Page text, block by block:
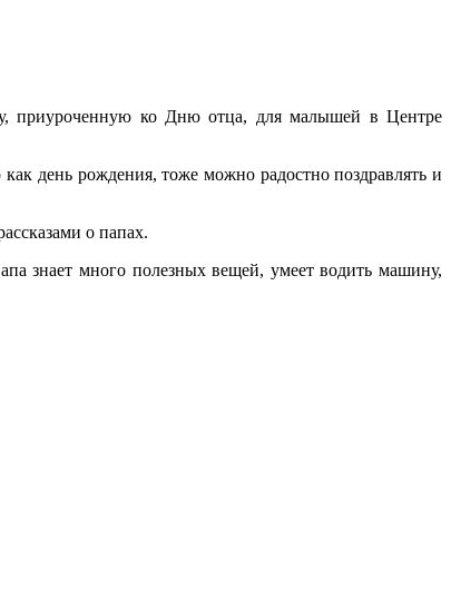
приуроченную ко Дню отца, для малышей в Центре
день рождения, тоже можно радостно поздравлять и
о папах.
знает много полезных вещей, умеет водить машину,